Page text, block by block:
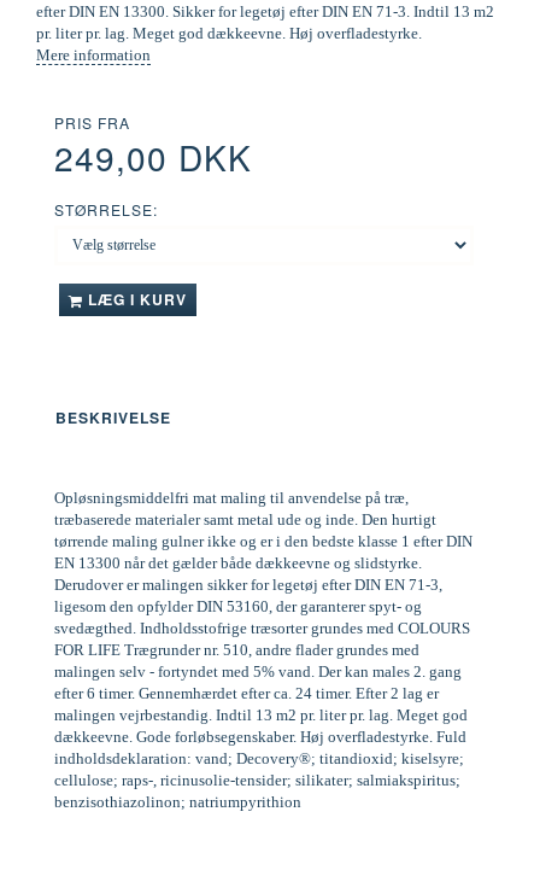
efter DIN EN 13300. Sikker for legetøj efter DIN EN 71-3. Indtil 13 m2
pr. liter pr. lag. Meget god dækkeevne. Høj overfladestyrke.
Mere information
PRIS FRA
249,00 DKK
STØRRELSE:
LÆG I KURV
BESKRIVELSE
Opløsningsmiddelfri mat maling til anvendelse på træ,
træbaserede materialer samt metal ude og inde. Den hurtigt
tørrende maling gulner ikke og er i den bedste klasse 1 efter DIN
EN 13300 når det gælder både dækkeevne og slidstyrke.
Derudover er malingen sikker for legetøj efter DIN EN 71-3,
ligesom den opfylder DIN 53160, der garanterer spyt- og
svedægthed. Indholdsstofrige træsorter grundes med COLOURS
FOR LIFE Trægrunder nr. 510, andre flader grundes med
malingen selv - fortyndet med 5% vand. Der kan males 2. gang
efter 6 timer. Gennemhærdet efter ca. 24 timer. Efter 2 lag er
malingen vejrbestandig. Indtil 13 m2 pr. liter pr. lag. Meget god
dækkeevne. Gode forløbsegenskaber. Høj overfladestyrke. Fuld
indholdsdeklaration: vand; Decovery®; titandioxid; kiselsyre;
cellulose; raps-, ricinusolie-tensider; silikater; salmiakspiritus;
benzisothiazolinon; natriumpyrithion